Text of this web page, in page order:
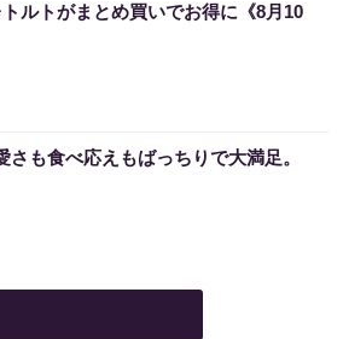
ルトがまとめ買いでお得に《8月10
も食べ応えもばっちりで大満足。